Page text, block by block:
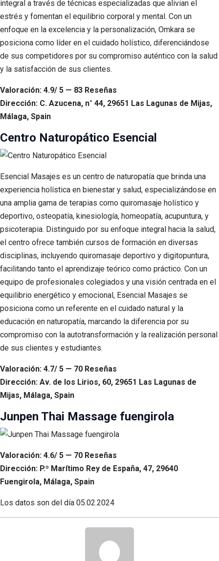
integral a través de técnicas especializadas que alivian el
estrés y fomentan el equilibrio corporal y mental. Con un
enfoque en la excelencia y la personalización, Omkara se
posiciona como líder en el cuidado holístico, diferenciándose
de sus competidores por su compromiso auténtico con la salud
y la satisfacción de sus clientes.
Valoración: 4.9/ 5 — 83 Reseñas
Dirección: C. Azucena, n° 44, 29651 Las Lagunas de Mijas,
Málaga, Spain
Centro Naturopático Esencial
Esencial Masajes es un centro de naturopatía que brinda una
experiencia holística en bienestar y salud, especializándose en
una amplia gama de terapias como quiromasaje holístico y
deportivo, osteopatía, kinesiología, homeopatía, acupuntura, y
psicoterapia. Distinguido por su enfoque integral hacia la salud,
el centro ofrece también cursos de formación en diversas
disciplinas, incluyendo quiromasaje deportivo y digitopuntura,
facilitando tanto el aprendizaje teórico como práctico. Con un
equipo de profesionales colegiados y una visión centrada en el
equilibrio energético y emocional, Esencial Masajes se
posiciona como un referente en el cuidado natural y la
educación en naturopatía, marcando la diferencia por su
compromiso con la autotransformación y la realización personal
de sus clientes y estudiantes.
Valoración: 4.7/ 5 — 70 Reseñas
Dirección: Av. de los Lirios, 60, 29651 Las Lagunas de
Mijas, Málaga, Spain
Junpen Thai Massage fuengirola
Valoración: 4.6/ 5 — 70 Reseñas
Dirección: P.º Marítimo Rey de España, 47, 29640
Fuengirola, Málaga, Spain
Los datos son del día 05.02.2024